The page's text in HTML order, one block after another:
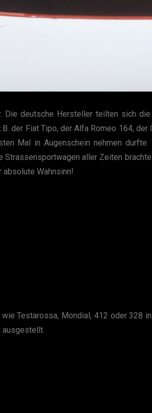
Die deutsche Hersteller teilten sich
der Fiat Tipo, der Alfa Romeo 164,
Mal in Augenschein nehmen
aller Zeiten
absolute Wahnsinn!
Testarossa, Mondial, 412 oder 328
ausgestellt.